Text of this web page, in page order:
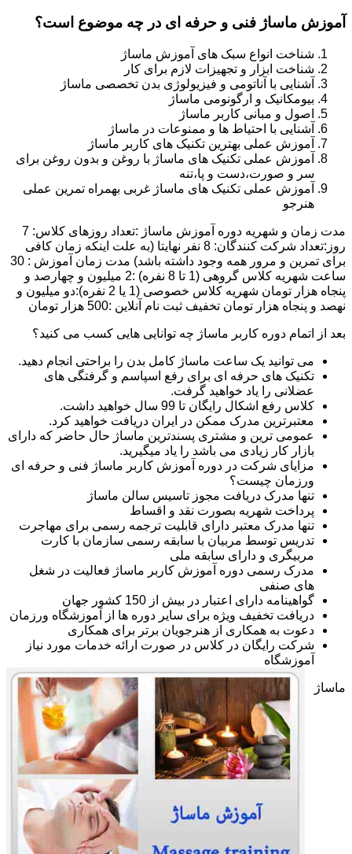
آموزش ماساژ فنی و حرفه ای در چه موضوع است؟
شناخت انواع سبک های آموزش ماساژ
شناخت ابزار و تجهیزات لازم برای کار
آشنایی با آناتومی و فیزیولوژی بدن تخصصی ماساژ
بیومکانیک و ارگونومی ماساژ
اصول و مبانی کاربر ماساژ
آشنایی با احتیاط ها و ممنوعات در ماساژ
آموزش عملی بهترین تکنیک های کاربر ماساژ
آموزش عملی تکنیک های ماساژ با روغن و بدون روغن برای
سر و صورت،دست و پا،تنه
آموزش عملی تکنیک های ماساژ غربی بهمراه تمرین عملی
هنرجو
مدت زمان و شهریه دوره آموزش ماساژ :تعداد روزهای کلاس: 7
روز:تعداد شرکت کنندگان: 8 نفر نهایتا (به علت اینکه زمان کافی
برای تمرین و مرور همه وجود داشته باشد) مدت زمان آموزش : 30
ساعت شهریه کلاس گروهی (1 تا 8 نفره) :2 میلیون و چهارصد و
پنجاه هزار تومان شهریه کلاس خصوصی (1 یا 2 نفره):دو میلیون و
نهصد و پنجاه هزار تومان تخفیف ثبت نام آنلاین :500 هزار تومان
بعد از اتمام دوره کاربر ماساژ چه توانایی هایی کسب می کنید؟
می توانید یک ساعت ماساژ کامل بدن را براحتی انجام دهید.
تکنیک های حرفه ای برای رفع اسپاسم و گرفتگی های
عضلانی را یاد خواهید گرفت.
کلاس رفع اشکال رایگان تا 99 سال خواهید داشت.
معتبرترین مدرک ممکن در ایران دریافت خواهید کرد.
عمومی ترین و مشتری پسندترین ماساژ حال حاضر که دارای
بازار کار زیادی می باشد را یاد میگیرید.
مزایای شرکت در دوره آموزش کاربر ماساژ فنی و حرفه ای
ورزمان چیست؟
تنها مدرک دریافت مجوز تاسیس سالن ماساژ
پرداخت شهریه بصورت نقد و اقساط
تنها مدرک معتبر دارای قابلیت ترجمه رسمی برای مهاجرت
تدریس توسط مربیان با سابقه رسمی سازمان با کارت
مربیگری و دارای سابقه ملی
مدرک رسمی دوره آموزش کاربر ماساژ فعالیت در شغل
های صنفی
گواهینامه دارای اعتبار در بیش از 150 کشور جهان
دریافت تخفیف ویژه برای سایر دوره ها از آموزشگاه ورزمان
دعوت به همکاری از هنرجویان برتر برای همکاری
شرکت رایگان در کلاس در صورت ارائه خدمات مورد نیاز
آموزشگاه
ماساژ